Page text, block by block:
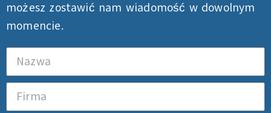
możesz zostawić nam wiadomość w dowolnym
momencie.